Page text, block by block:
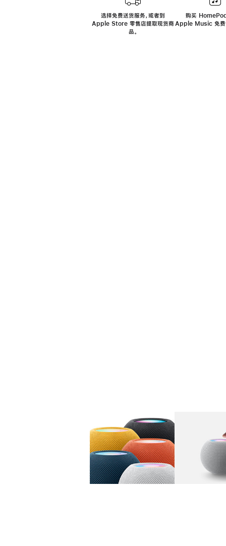
选择免费送货服务，或者到
Apple Store 零售店提取现货商
品。
购买
Apple Music 免费
图库 图像 1